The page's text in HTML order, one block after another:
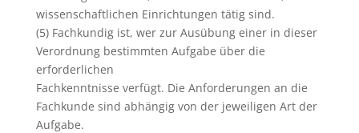
wissenschaftlichen Einrichtungen tätig sind.
(5) Fachkundig ist, wer zur Ausübung einer in dieser
Verordnung bestimmten Aufgabe über die
erforderlichen
Fachkenntnisse verfügt. Die Anforderungen an die
Fachkunde sind abhängig von der jeweiligen Art der
Aufgabe.